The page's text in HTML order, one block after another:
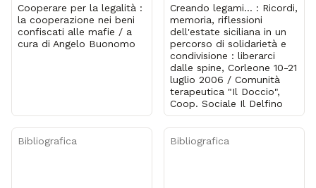
Cooperare per la legalità :
la cooperazione nei beni
confiscati alle mafie / a
cura di Angelo Buonomo
Creando legami... : Ricordi,
memoria, riflessioni
dell'estate siciliana in un
percorso di solidarietà e
condivisione : liberarci
dalle spine, Corleone 10-21
luglio 2006 / Comunità
terapeutica "Il Doccio",
Coop. Sociale Il Delfino
Bibliografica Bibliografica